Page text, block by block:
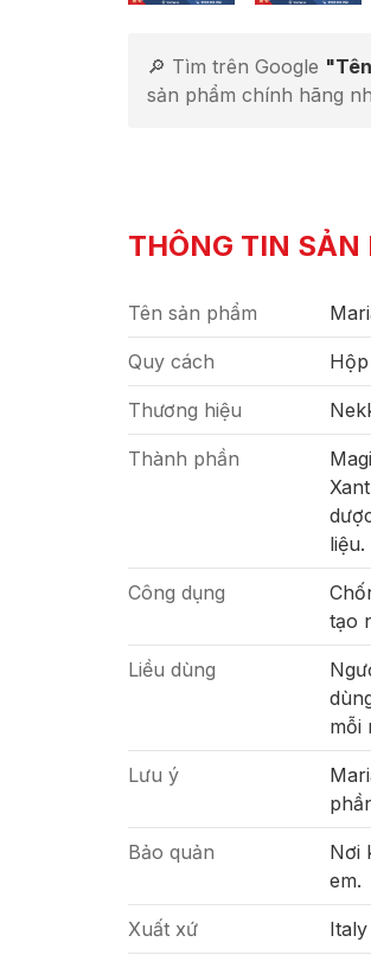
🔎 Tìm trên Google
sản phẩm chính hãng
THÔNG TIN SẢN
Tên sản phẩm
Quy cách
Thương hiệu
Thành phần
liệu.
Công dụng
tạo
Liều dùng
mỗi
Lưu ý
Bảo quản
Nơi
em.
Xuất xứ Italy